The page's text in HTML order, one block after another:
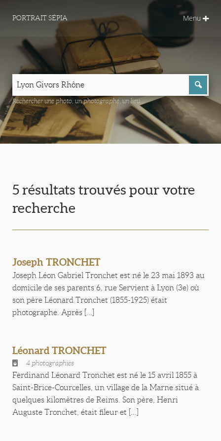
PORTRAIT SÉPIA Menu
Rechercher une photo, un photographe, un lieu...
5 résultats trouvés pour votre
recherche
Joseph TRONCHET
Joseph Léon Gabriel Tronchet est né le 23 mai 1893 au
domicile de ses parents 6, rue Servient à Lyon (3e) où
son père Léonard Tronchet (1855-1925) était
photographe. Après [...]
Léonard TRONCHET
4 photographies
Ferdinand Léonard Tronchet est né le 15 avril 1855 à
Saint-Brice-Courcelles, un village de la Marne situé à
quelques kilomètres de Reims. Son père, Henri
Auguste Tronchet, était fileur et [...]